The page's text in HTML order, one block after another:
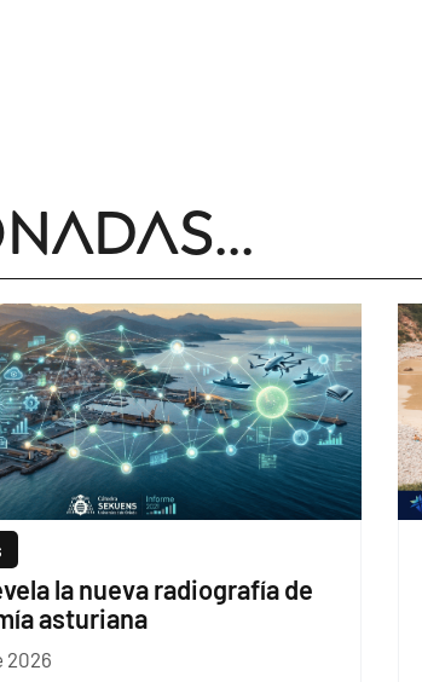
la nueva radiografía de
asturiana
2026